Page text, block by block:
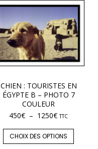
CHIEN : TOURISTES EN
ÉGYPTE B – PHOTO 7
COULEUR
450€ – 1250€ TTC
CHOIX DES OPTIONS